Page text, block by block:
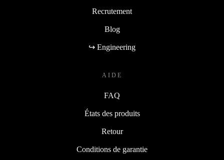
Recrutement
Blog
↪ Engineering
AIDE
FAQ
États des produits
Retour
Conditions de garantie